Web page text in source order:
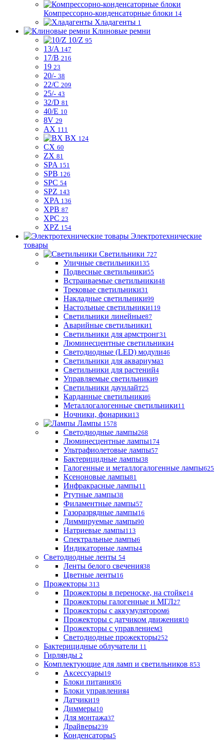
Компрессорно-конденсаторные блоки 14
Хладагенты 1
Клиновые ремни
10/Z 95
13/A 147
17/B 216
19 23
20/- 38
22/C 209
25/- 43
32/D 81
40/E 10
8V 29
AX 111
BX 124
CX 60
ZX 81
SPA 151
SPB 126
SPC 54
SPZ 143
XPA 136
XPB 87
XPC 23
XPZ 154
Электротехнические
товары
Светильники 727
Уличные светильники135
Подвесные светильники55
Встраиваемые светильники48
Трековые светильники31
Накладные светильники99
Настольные светильники119
Светильники линейные87
Аварийные светильники1
Светильники для армстронг31
Люминесцентные светильники4
Светодиодные (LED) модули46
Светильники для аквариума3
Светильники для растений4
Управляемые светильники9
Светильники даунлайт25
Карданные светильники6
Металлогалогенные светильники11
Ночники, фонарики13
Лампы 1578
Светодиодные лампы268
Люминесцентные лампы174
Ультрафиолетовые лампы57
Бактерицидные лампы38
Галогенные и металлогалогенные лампы625
Ксеноновые лампы81
Инфракрасные лампы11
Ртутные лампы38
Филаментные лампы57
Газоразрядные лампы16
Диммируемые лампы90
Натриевые лампы113
Спектральные лампы6
Индикаторные лампы4
Светодиодные ленты 54
Ленты белого свечения38
Цветные ленты16
Прожекторы 313
Прожекторы в переноске, на стойке14
Прожекторы галогенные и МГЛ27
Прожекторы с аккумулятором6
Прожекторы с датчиком движения10
Прожекторы с управлением3
Светодиодные прожекторы252
Бактерицидные облучатели 11
Гирлянды 2
Комплектующие для ламп и светильников 853
Аксессуары19
Блоки питания36
Блоки управления4
Датчики19
Диммеры10
Для монтажа37
Драйверы239
Конденсаторы5